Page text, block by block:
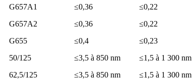
G657A1
≤0,36 ≤0,22
G657A2
≤0,36 ≤0,22
G655
≤0,4 ≤0,23
50/125
≤3,5 à 850 nm ≤1,5 à 1 300 nm
62,5/125
≤3,5 à 850 nm ≤1,5 à 1 300 nm